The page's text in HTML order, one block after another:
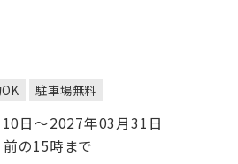
駐車場無料
日～2027年03月31日
の15時まで